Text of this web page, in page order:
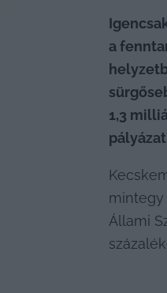
a
1,3
mintegy
Állami